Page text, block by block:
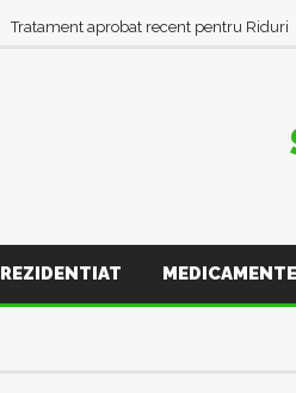
Tratament aprobat recent pentru Riduri
REZIDENTIAT MEDICAMENTE